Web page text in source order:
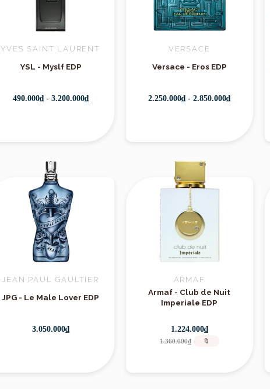
Sản phẩm
YVES SAINT LAURENT
YSL - Myslf EDP
490.000₫ - 3.200.000₫
VERSACE
Versace - Eros EDP
2.250.000₫ - 2.850.000₫
JEAN PAUL GAULTIER
JPG - Le Male Lover EDP
3.050.000₫
ARMAF
Armaf - Club de Nuit
Imperiale EDP
1.224.000₫
1.360.000₫ 🔖